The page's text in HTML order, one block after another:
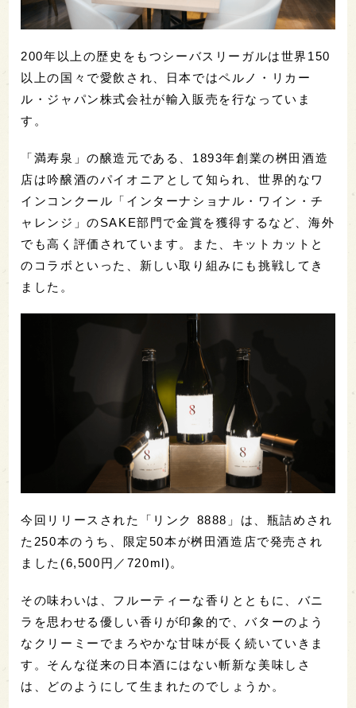
200年以上の歴史をもつシーバスリーガルは世界150
以上の国々で愛飲され、日本ではペルノ・リカー
ル・ジャパン株式会社が輸入販売を行なっていま
す。
「満寿泉」の醸造元である、1893年創業の桝田酒造
店は吟醸酒のパイオニアとして知られ、世界的なワ
インコンクール「インターナショナル・ワイン・チ
ャレンジ」のSAKE部門で金賞を獲得するなど、海外
でも高く評価されています。また、キットカットと
のコラボといった、新しい取り組みにも挑戦してき
ました。
今回リリースされた「リンク 8888」は、瓶詰めされ
た250本のうち、限定50本が桝田酒造店で発売され
ました(6,500円／720ml)。
その味わいは、フルーティーな香りとともに、バニ
ラを思わせる優しい香りが印象的で、バターのよう
なクリーミーでまろやかな甘味が長く続いていきま
す。そんな従来の日本酒にはない斬新な美味しさ
は、どのようにして生まれたのでしょうか。